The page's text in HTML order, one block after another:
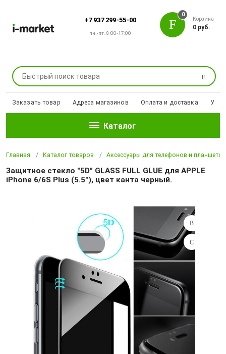
+7 937 299-55-00
пн.-пт. 8:00-17:00
Поиск
0
Корзина
0 руб.
Заказать товар Адреса магазинов Оплата и доставка
Каталог
Главная Каталог товаров Аксессуары для телефонов и планшетов
Защитное стекло "5D" GLASS FULL GLUE для APPLE
iPhone 6/6S Plus (5.5"), цвет канта черный.